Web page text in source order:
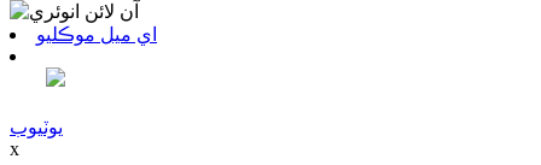
اي ميل موڪليو
يوٽيوب
x